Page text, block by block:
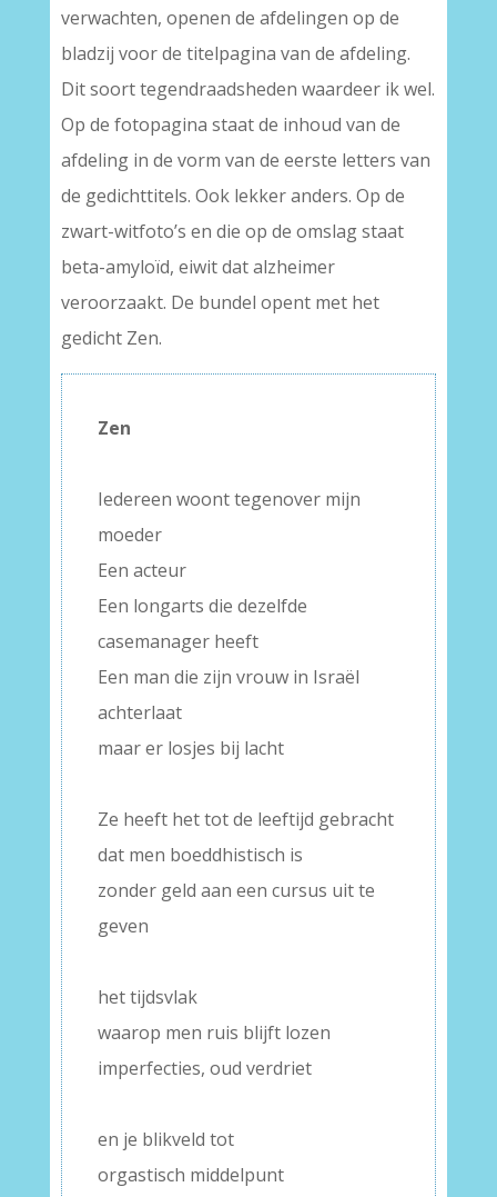
verwachten, openen de afdelingen op de
bladzij voor de titelpagina van de afdeling.
Dit soort tegendraadsheden waardeer ik wel.
Op de fotopagina staat de inhoud van de
afdeling in de vorm van de eerste letters van
de gedichttitels. Ook lekker anders. Op de
zwart-witfoto’s en die op de omslag staat
beta-amyloïd, eiwit dat alzheimer
veroorzaakt. De bundel opent met het
gedicht Zen.
Zen
Iedereen woont tegenover mijn
moeder
Een acteur
Een longarts die dezelfde
casemanager heeft
Een man die zijn vrouw in Israël
achterlaat
maar er losjes bij lacht
Ze heeft het tot de leeftijd gebracht
dat men boeddhistisch is
zonder geld aan een cursus uit te
geven
het tijdsvlak
waarop men ruis blijft lozen
imperfecties, oud verdriet
en je blikveld tot
orgastisch middelpunt